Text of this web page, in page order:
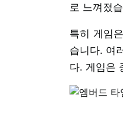
로 느껴졌
특히 게임
습니다. 여
다. 게임은